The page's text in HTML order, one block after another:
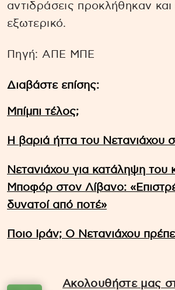
αντιδράσεις προκλήθηκαν και
εξωτερικό.
Πηγή: ΑΠΕ ΜΠΕ
Διαβάστε επίσης:
Μπίμπι τέλος;
Η βαριά ήττα του Νετανιάχου
Νετανιάχου για κατάληψη του
Μποφόρ στον Λίβανο:
δυνατοί από ποτέ»
Ποιο Ιράν; Ο Νετανιάχου
Ακολουθήστε μας